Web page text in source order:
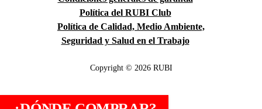
Política del RUBI Club
Política de Calidad, Medio Ambiente,
Seguridad y Salud en el Trabajo
Copyright © 2026 RUBI